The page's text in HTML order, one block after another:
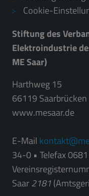
Cookie-
Stiftung des
Elektroindustrie
ME Saar)
Harthweg 15
66119 Saarbrücken
www.mesaar.de
E-Mail kontakt
34-0 • Telefax
Saar2181